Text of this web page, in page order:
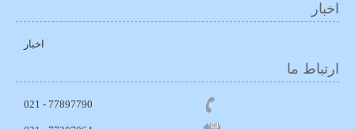
اخبار
اخبار
ارتباط ما
77897790 - 021